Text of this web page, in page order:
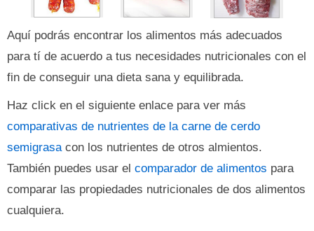
Aquí podrás encontrar los alimentos más adecuados
para tí de acuerdo a tus necesidades nutricionales con el
fin de conseguir una dieta sana y equilibrada.
Haz click en el siguiente enlace para ver más
comparativas de nutrientes de la carne de cerdo
semigrasacon los nutrientes de otros almientos.
También puedes usar el comparador de alimentos para
comparar las propiedades nutricionales de dos alimentos
cualquiera.